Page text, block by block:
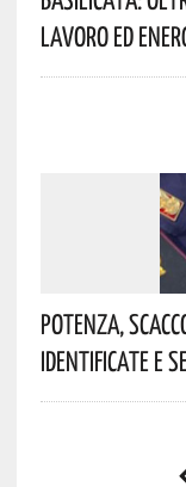
Lavoro Ed
Potenza,
Identificate E